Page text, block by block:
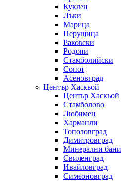
Куклен
Лъки
Марица
Перущица
Раковски
Родопи
Стамболийски
Сопот
Асеновград
Център Хаскьой
Център Хаскьой
Стамболово
Любимец
Харманли
Тополовград
Димитровград
Минерални бани
Свиленград
Ивайловград
Симеоновград